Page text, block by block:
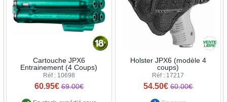
Cartouche JPX6
Entrainement (4 Coups)
Réf : 10698
60.95€ 69.00€
Holster JPX6 (modèle 4
coups)
Réf : 17217
54.50€ 60.00€